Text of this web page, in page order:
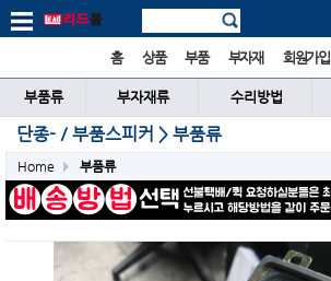
홈 상품 부품 부자재 회원가입
부품류 부자재류 수리방법
단종-／부품스피커 > 부품류
Home 부품류